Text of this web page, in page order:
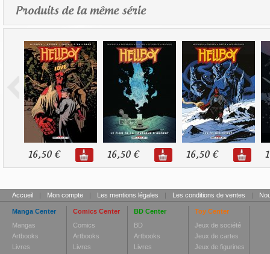
Produits de la même série
16,50 € 16,50 € 16,50 €
Accueil | Mon compte | Les mentions légales | Les conditions de ventes |
Manga Center
Mangas
Artbooks
Livres
Comics Center
Comics
Artbooks
Livres
BD Center
BD
Artbooks
Livres
Toy Center
Jeux de société
Jeux de cartes
Jeux de figurines